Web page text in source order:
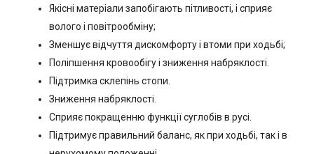
Якісні матеріали запобігають пітливості, і сприяє
волого і повітрообміну;
Зменшує відчуття дискомфорту і втоми при ходьбі;
Поліпшення кровообігу і зниження набряклості.
Підтримка склепінь стопи.
Зниження набряклості.
Сприяє покращенню функції суглобів в русі.
Підтримує правильний баланс, як при ходьбі, так і в